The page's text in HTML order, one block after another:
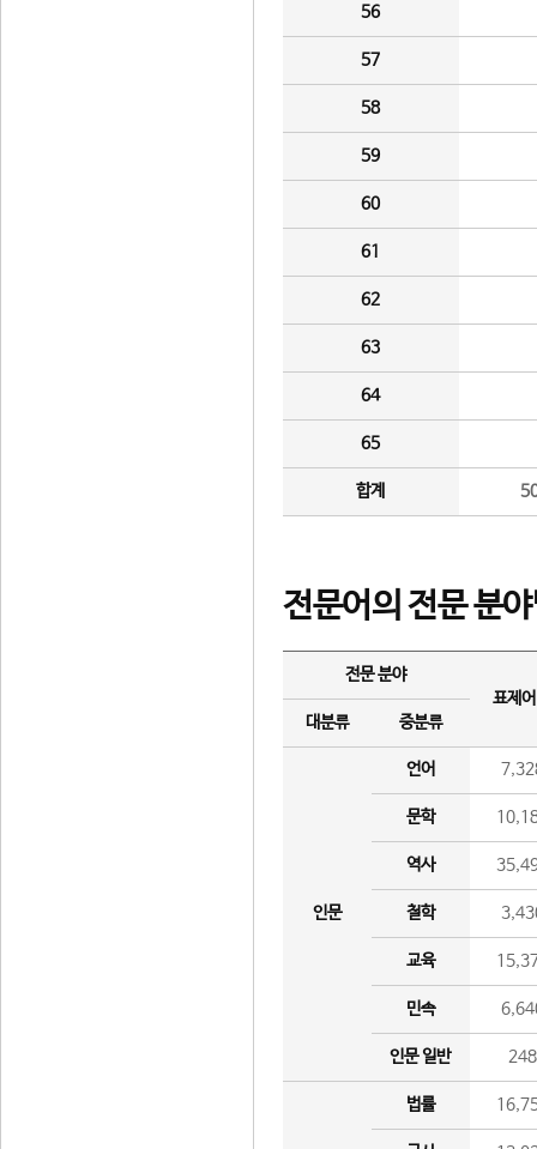
56
57
58
59
60
61
62
63
64
65
합계
전문어의 전문 분
전문 분야
표제
대분류
중분류
인문
언어
문학
역사
철학
교육
민속
인문 일반 248
법률